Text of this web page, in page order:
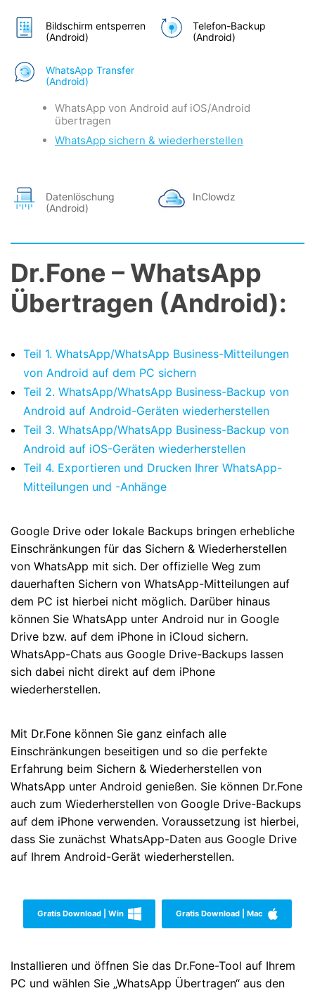
Bildschirm entsperren
(Android)
Telefon-Backup
(Android)
WhatsApp Transfer
(Android)
WhatsApp von Android auf iOS/Android
übertragen
WhatsApp sichern & wiederherstellen
Datenlöschung
(Android)
InClowdz
Dr.Fone – WhatsApp
Übertragen (Android):
Teil 1. WhatsApp/WhatsApp Business-Mitteilungen
von Android auf dem PC sichern
Teil 2. WhatsApp/WhatsApp Business-Backup von
Android auf Android-Geräten wiederherstellen
Teil 3. WhatsApp/WhatsApp Business-Backup von
Android auf iOS-Geräten wiederherstellen
Teil 4. Exportieren und Drucken Ihrer WhatsApp-
Mitteilungen und -Anhänge
Google Drive oder lokale Backups bringen erhebliche
Einschränkungen für das Sichern & Wiederherstellen
von WhatsApp mit sich. Der offizielle Weg zum
dauerhaften Sichern von WhatsApp-Mitteilungen auf
dem PC ist hierbei nicht möglich. Darüber hinaus
können Sie WhatsApp unter Android nur in Google
Drive bzw. auf dem iPhone in iCloud sichern.
WhatsApp-Chats aus Google Drive-Backups lassen
sich dabei nicht direkt auf dem iPhone
wiederherstellen.
Mit Dr.Fone können Sie ganz einfach alle
Einschränkungen beseitigen und so die perfekte
Erfahrung beim Sichern & Wiederherstellen von
WhatsApp unter Android genießen. Sie können Dr.Fone
auch zum Wiederherstellen von Google Drive-Backups
auf dem iPhone verwenden. Voraussetzung ist hierbei,
dass Sie zunächst WhatsApp-Daten aus Google Drive
auf Ihrem Android-Gerät wiederherstellen.
Gratis Download | Win Gratis Download | Mac
Installieren und öffnen Sie das Dr.Fone-Tool auf Ihrem
PC und wählen Sie „WhatsApp Übertragen“ aus den